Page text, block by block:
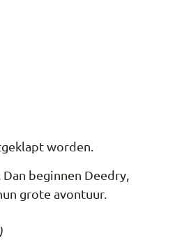
worden.
beginnen Deedry,
grote avontuur.